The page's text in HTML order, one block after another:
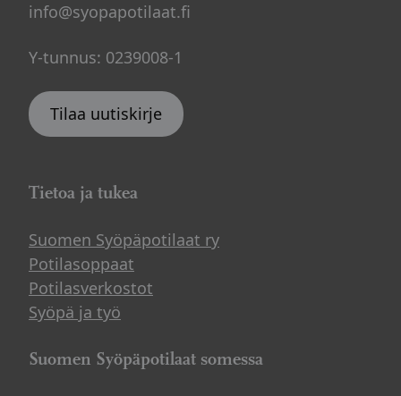
info@syopapotilaat.fi
Y-tunnus: 0239008-1
Tilaa uutiskirje
Tietoa ja tukea
Suomen Syöpäpotilaat ry
Potilasoppaat
Potilasverkostot
Syöpä ja työ
Suomen Syöpäpotilaat somessa